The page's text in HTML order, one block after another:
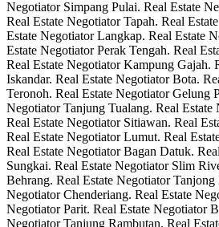
Negotiator Simpang Pulai. Real Estate
Real Estate Negotiator Tapah. Real
Estate Negotiator Langkap. Real Estate
Estate Negotiator Perak Tengah. Real
Real Estate Negotiator Kampung Gajah.
Iskandar. Real Estate Negotiator Bota.
Teronoh. Real Estate Negotiator Gelung
Negotiator Tanjung Tualang. Real Estate
Real Estate Negotiator Sitiawan. Real
Real Estate Negotiator Lumut. Real
Real Estate Negotiator Bagan Datuk.
Sungkai. Real Estate Negotiator Slim
Behrang. Real Estate Negotiator
Negotiator Chenderiang. Real Estate
Negotiator Parit. Real Estate Negotiator
Negotiator Tanjung Rambutan. Real